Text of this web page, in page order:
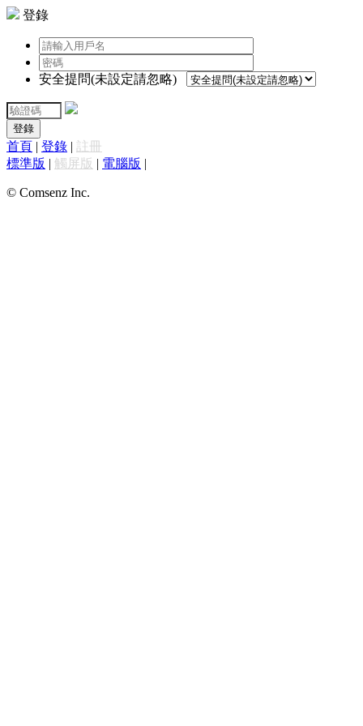
登錄
安全提問(未設定請忽略)
登錄
首頁 | 登錄 | 註冊
標準版 | 觸屏版 | 電腦版 |
© Comsenz Inc.